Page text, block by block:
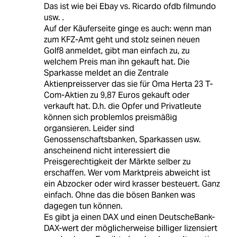
Das ist wie bei Ebay vs. Ricardo ofdb filmundo
usw. .
Auf der Käuferseite ginge es auch: wenn man
zum KFZ-Amt geht und stolz seinen neuen
Golf8 anmeldet, gibt man einfach zu, zu
welchem Preis man ihn gekauft hat. Die
Sparkasse meldet an die Zentrale
Aktienpreisserver das sie für Oma Herta 23 T-
Com-Aktien zu 9,87 Euros gekauft oder
verkauft hat. D.h. die Opfer und Privatleute
können sich problemlos preismäßig
organsieren. Leider sind
Genossenschaftsbanken, Sparkassen usw.
anscheinend nicht interessiert die
Preisgerechtigkeit der Märkte selber zu
erschaffen. Wer vom Marktpreis abweicht ist
ein Abzocker oder wird krasser besteuert. Ganz
einfach. Ohne das die bösen Banken was
dagegen tun können.
Es gibt ja einen DAX und einen DeutscheBank-
DAX-wert der möglicherweise billiger lizensiert